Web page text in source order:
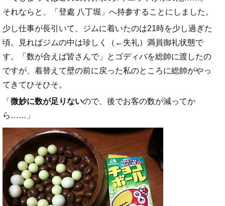
それならと、「登處 八丁堀」へ持参することにしました。
少し仕事が長引いて、ジムに着いたのは21時を少し過ぎた
頃。見ればジムの中は珍しく（←失礼）満員御礼状態で
す。「数が合えば皆さんで」とゴディバを総帥に渡したの
ですが、着替えて壁の前に戻った私のところに総帥がやっ
てきてひそひそ。
「 微妙に数が足りないので、後でお客の数が減ってか
ら……」